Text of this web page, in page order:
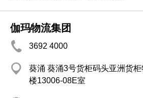
伽玛物流集团
3692 4000
葵涌 葵涌3号货柜码头亚洲货
楼13006-08E室